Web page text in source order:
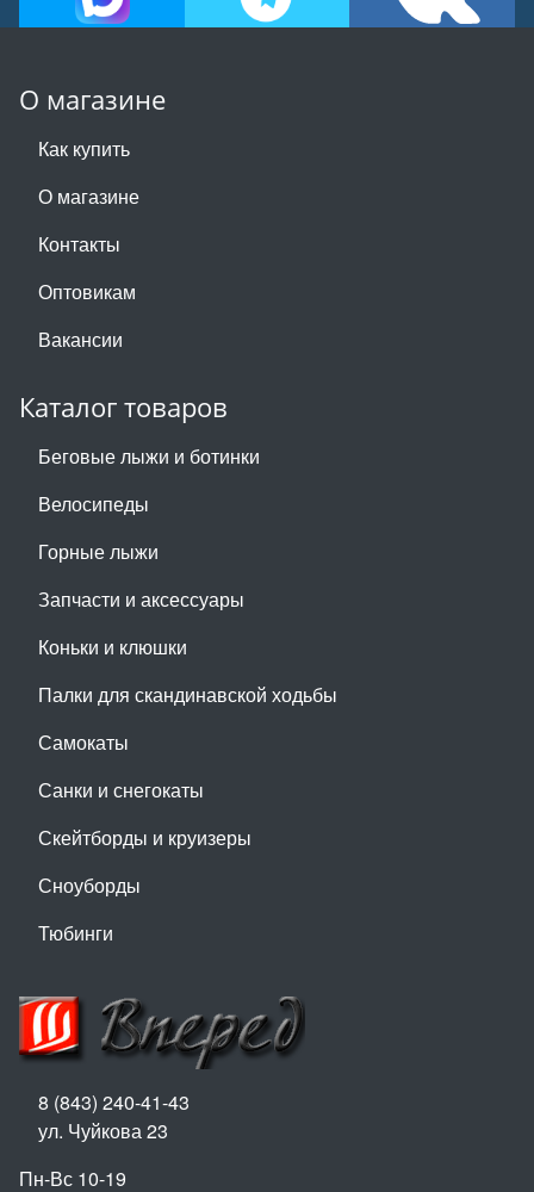
О магазине
Как купить
О магазине
Контакты
Оптовикам
Вакансии
Каталог товаров
Беговые лыжи и ботинки
Велосипеды
Горные лыжи
Запчасти и аксессуары
Коньки и клюшки
Палки для скандинавской ходьбы
Самокаты
Санки и снегокаты
Скейтборды и круизеры
Сноуборды
Тюбинги
8 (843) 240-41-43
ул. Чуйкова 23
Пн-Вс 10-19